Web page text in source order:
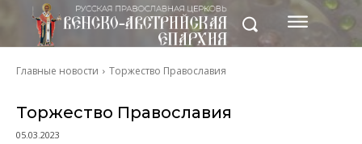
Главные новости Торжество Православия
Торжество Православия
05.03.2023